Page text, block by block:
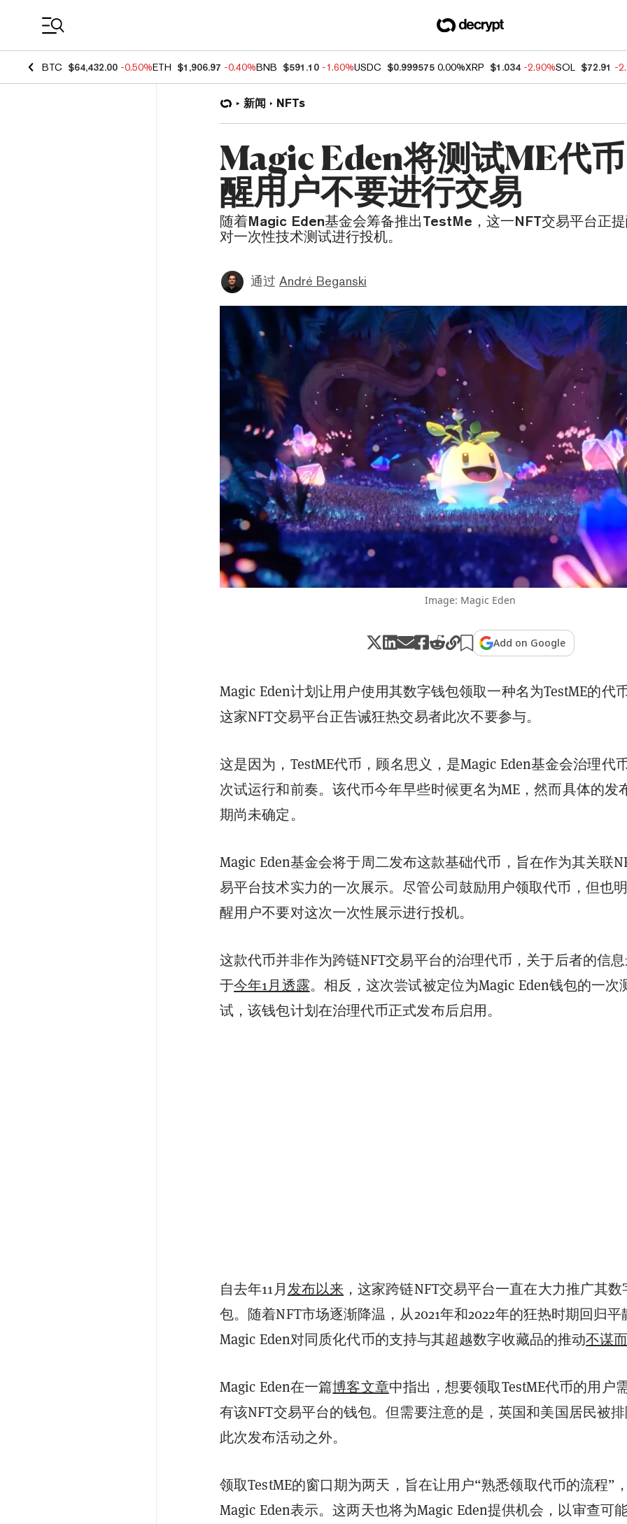
BTC $64,432.00 -0.50%ETH $1,906.97 -0.40%BNB $591.10 -1.60%USDC $0.999575 0.00%XRP $1.034 -2.90%SOL $72.91 -
新闻 NFTs
Magic Eden将测试ME代
醒用户不要进行交易
随着Magic Eden基金会筹备推出TestMe，这一NFT交易平台正
对一次性技术测试进行投机。
通过 André Beganski
Image: Magic Eden
Add on Google
Magic Eden计划让用户使用其数字钱包领取一种名为TestME的代
这家NFT交易平台正告诫狂热交易者此次不要参与。
这是因为，TestME代币，顾名思义，是Magic Eden基金会治理代
次试运行和前奏。该代币今年早些时候更名为ME，然而具体的发
期尚未确定。
Magic Eden基金会将于周二发布这款基础代币，旨在作为其关联
易平台技术实力的一次展示。尽管公司鼓励用户领取代币，但也
醒用户不要对这次一次性展示进行投机。
这款代币并非作为跨链NFT交易平台的治理代币，关于后者的信
于今年1月透露。相反，这次尝试被定位为Magic Eden钱包的一次
试，该钱包计划在治理代币正式发布后启用。
自去年11月发布以来 ，这家跨链NFT交易平台一直在大力推广其数
包。随着NFT市场逐渐降温，从2021年和2022年的狂热时期回归平
Magic Eden对同质化代币的支持与其超越数字收藏品的推动不谋
Magic Eden在一篇博客文章中指出，想要领取TestME代币的用户
有该NFT交易平台的钱包。但需要注意的是，英国和美国居民被
此次发布活动之外。
领取TestME的窗口期为两天，旨在让用户“熟悉领取代币的流程”
Magic Eden表示。这两天也将为Magic Eden提供机会，以审查可